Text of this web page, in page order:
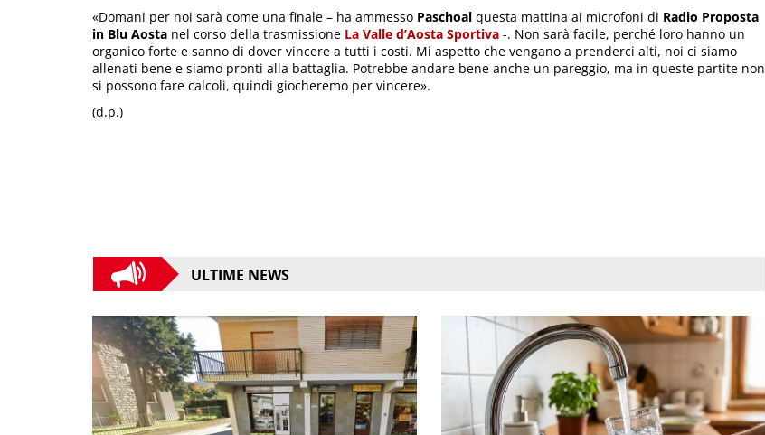
«Domani per noi sarà come una finale – ha ammesso Paschoal questa mattina ai microfoni di Radio Proposta
in Blu Aosta nel corso della trasmissione La Valle d’Aosta Sportiva -. Non sarà facile, perché loro hanno un
organico forte e sanno di dover vincere a tutti i costi. Mi aspetto che vengano a prenderci alti, noi ci siamo
allenati bene e siamo pronti alla battaglia. Potrebbe andare bene anche un pareggio, ma in queste partite non
si possono fare calcoli, quindi giocheremo per vincere».
(d.p.)
ULTIME NEWS